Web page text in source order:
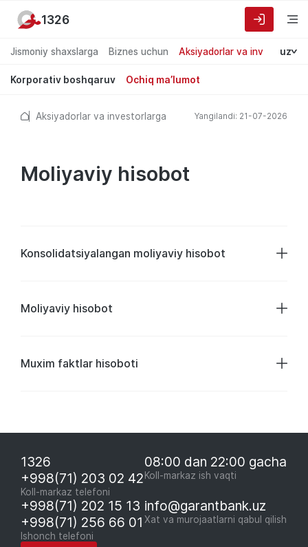
Jismoniy shaxslarga Biznes uchun Aksiyadorlar va investorlarga
uz
Korporativ boshqaruv Ochiq ma’lumot
1326
Aksiyadorlar va investorlarga Yangilandi: 21-07-2026
Moliyaviy hisobot
Konsolidatsiyalangan moliyaviy hisobot
Moliyaviy hisobot
Muxim faktlar hisoboti
1326
+998(71) 203 02 42
Koll-markaz telefoni
08:00 dan 22:00 gacha
Koll-markaz ish vaqti
+998(71) 202 15 13
+998(71) 256 66 01
Ishonch telefoni
info@garantbank.uz
Xat va murojaatlarni qabul qilish